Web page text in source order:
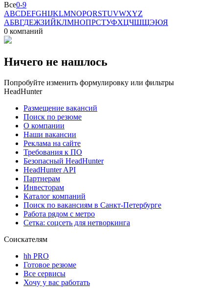
Все0-9
ABCDEFGHIJKLMNOPQRSTUVWXYZ
АБВГДЕЖЗИЙКЛМНОПРСТУФХЦЧШЩЭЮЯ
0 компаний
Ничего не нашлось
Попробуйте изменить формулировку или фильтры
HeadHunter
Размещение вакансий
Поиск по резюме
О компании
Наши вакансии
Реклама на сайте
Требования к ПО
Безопасный HeadHunter
HeadHunter API
Партнерам
Инвесторам
Каталог компаний
Поиск по вакансиям в Санкт-Петербурге
Работа рядом с метро
Сетка: соцсеть для нетворкинга
Соискателям
hh PRO
Готовое резюме
Все сервисы
Хочу у вас работать